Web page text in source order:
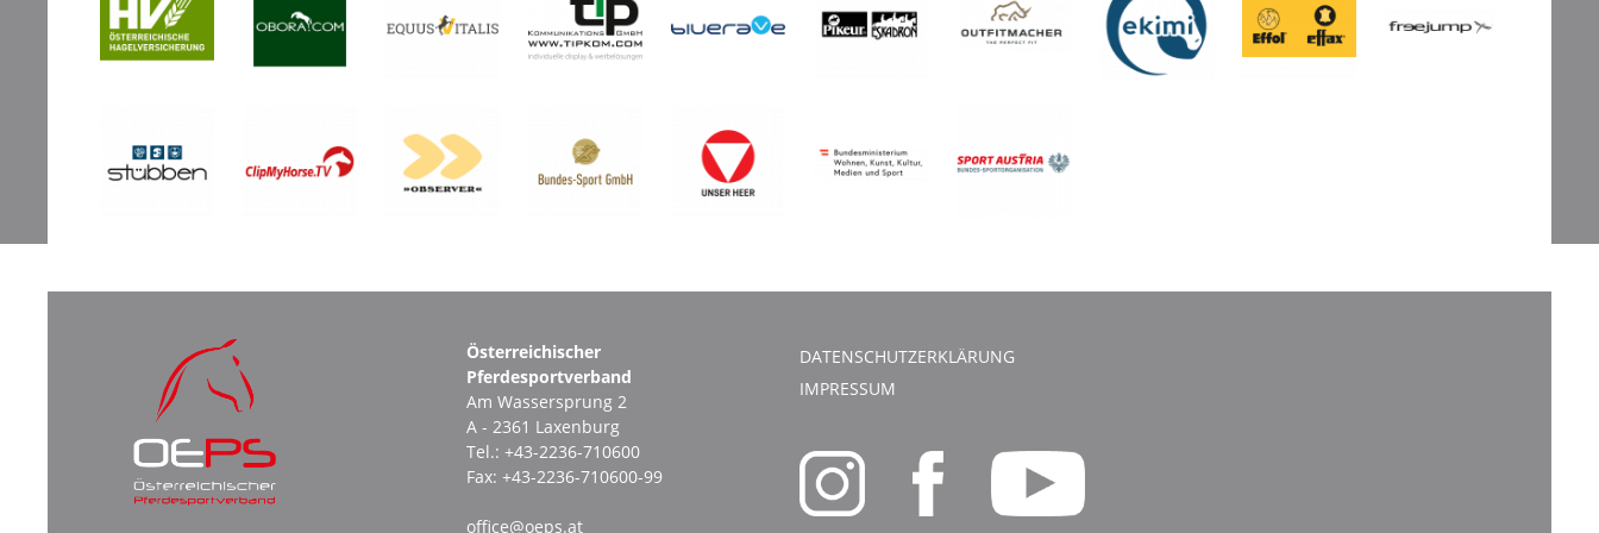
Österreichischer
Pferdesportverband
Am Wassersprung 2
A - 2361 Laxenburg
Tel.: +43-2236-710600
Fax: +43-2236-710600-99
office@oeps.at
DATENSCHUTZERKLÄRUNG
IMPRESSUM